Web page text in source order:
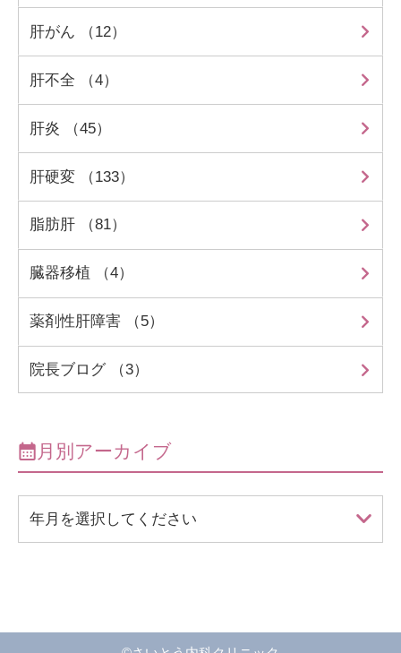
肝がん （12）
肝不全 （4）
肝炎 （45）
肝硬変 （133）
脂肪肝 （81）
臓器移植 （4）
薬剤性肝障害 （5）
院長ブログ （3）
月別アーカイブ
年月を選択してください